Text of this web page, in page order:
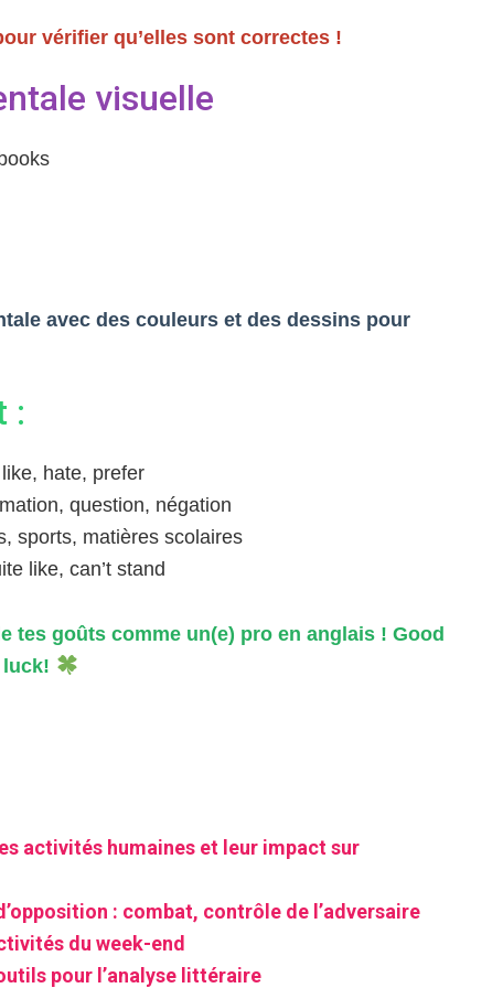
vérifier qu’elles sont correctes !
visuelle
avec des couleurs et des dessins pour
:
like, hate, prefer
question, négation
sports, matières scolaires
like, can’t stand
tes goûts comme un(e) pro en anglais ! Good
luck!
activités humaines et leur impact sur
: combat, contrôle de l’adversaire
du week-end
pour l’analyse littéraire